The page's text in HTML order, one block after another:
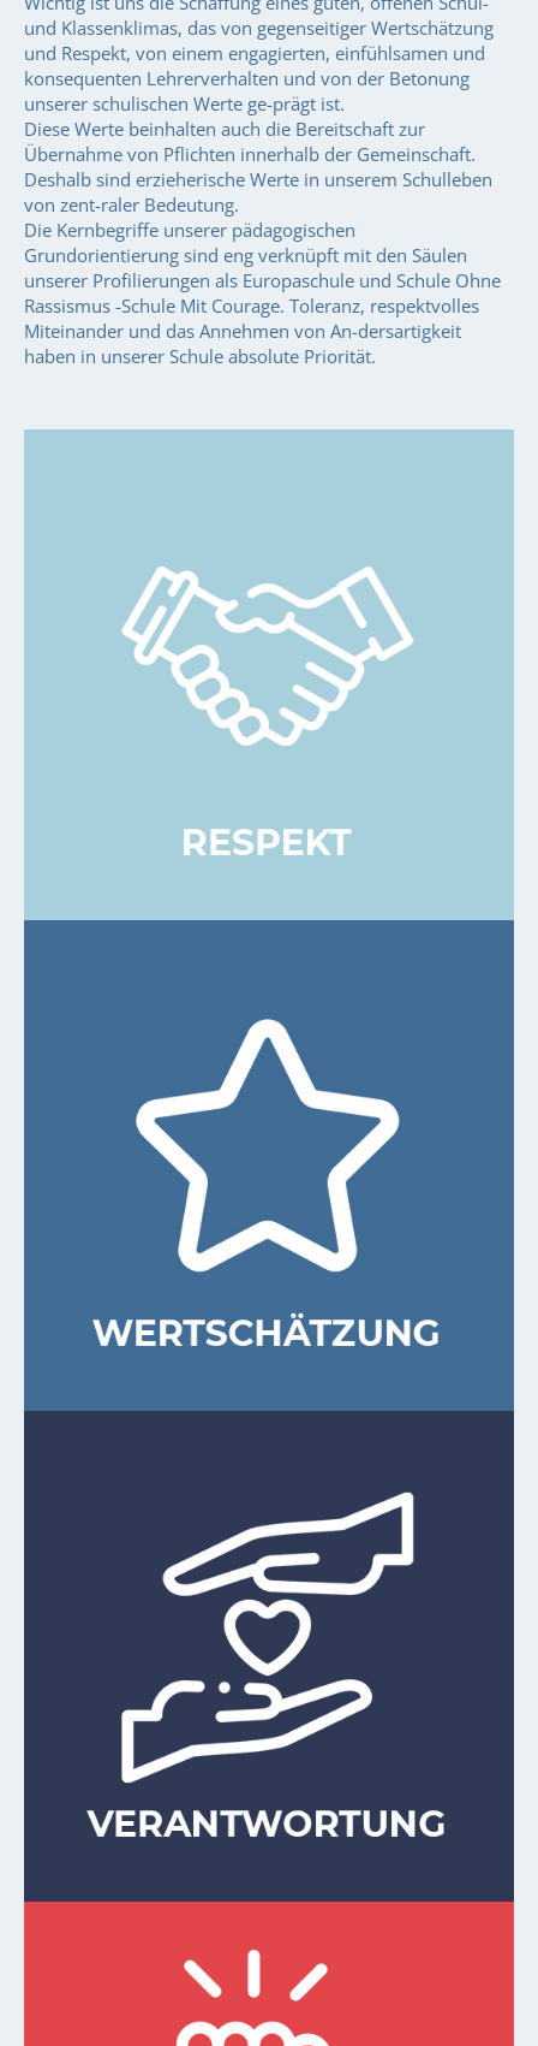
und Klassenklimas, das von gegenseitiger Wertschätzung
und Respekt, von einem engagierten, einfühlsamen und
konsequenten Lehrerverhalten und von der Betonung
unserer schulischen Werte ge-prägt ist.
Diese Werte beinhalten auch die Bereitschaft zur
Übernahme von Pflichten innerhalb der Gemeinschaft.
Deshalb sind erzieherische Werte in unserem Schulleben
von zent-raler Bedeutung.
Die Kernbegriffe unserer pädagogischen
Grundorientierung sind eng verknüpft mit den Säulen
unserer Profilierungen als Europaschule und Schule Ohne
Rassismus -Schule Mit Courage. Toleranz, respektvolles
Miteinander und das Annehmen von An-dersartigkeit
haben in unserer Schule absolute Priorität.